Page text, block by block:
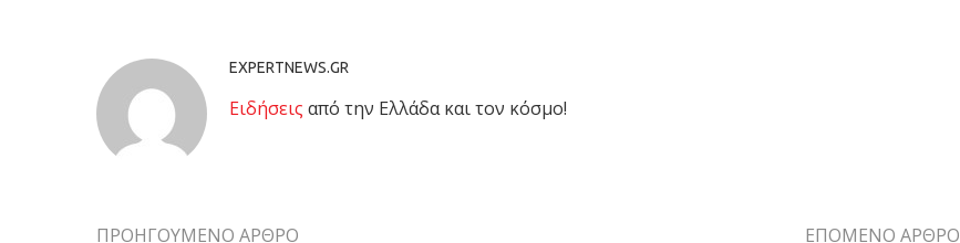
EXPERTNEWS.GR
Eιδήσεις από την Ελλάδα και τον κόσμο!
ΠΡΟΗΓΟΥΜΕΝΟ ΑΡΘΡΟ ΕΠΟΜΕΝΟ ΑΡΘΡΟ